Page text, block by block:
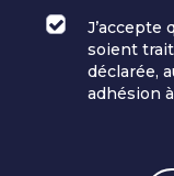
J’accepte
soient
déclarée,
adhésion